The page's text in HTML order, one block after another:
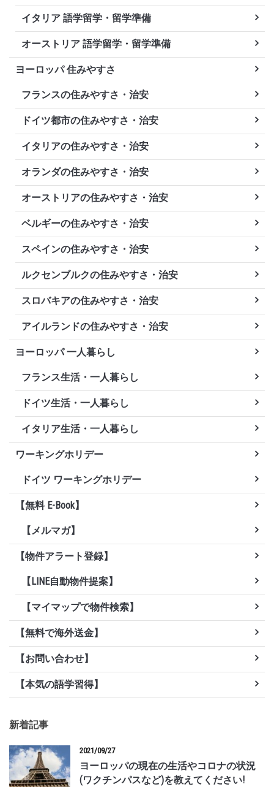
イタリア 語学留学・留学準備
オーストリア 語学留学・留学準備
ヨーロッパ 住みやすさ
フランスの住みやすさ・治安
ドイツ都市の住みやすさ・治安
イタリアの住みやすさ・治安
オランダの住みやすさ・治安
オーストリアの住みやすさ・治安
ベルギーの住みやすさ・治安
スペインの住みやすさ・治安
ルクセンブルクの住みやすさ・治安
スロバキアの住みやすさ・治安
アイルランドの住みやすさ・治安
ヨーロッパ 一人暮らし
フランス生活・一人暮らし
ドイツ生活・一人暮らし
イタリア生活・一人暮らし
ワーキングホリデー
ドイツ ワーキングホリデー
【無料 E-Book】
【メルマガ】
【物件アラート登録】
【LINE自動物件提案】
【マイマップで物件検索】
【無料で海外送金】
【お問い合わせ】
【本気の語学習得】
新着記事
2021/09/27
ヨーロッパの現在の生活やコロナの状況
(ワクチンパスなど)を教えてください!